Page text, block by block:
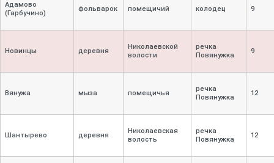
Адамово
(Гарбучино)
фольварок помещичий колодец 9
Новинцы деревня
Николаевской
волости
речка
Повянужка
9
Вянужа мыза помещичья
речка
Повянужка
12
Шантырево деревня
Николаевская
волость
речка
Повянужка
12